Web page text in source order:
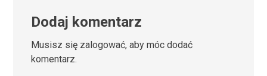
Dodaj komentarz
Musisz się zalogować, aby móc dodać
komentarz.